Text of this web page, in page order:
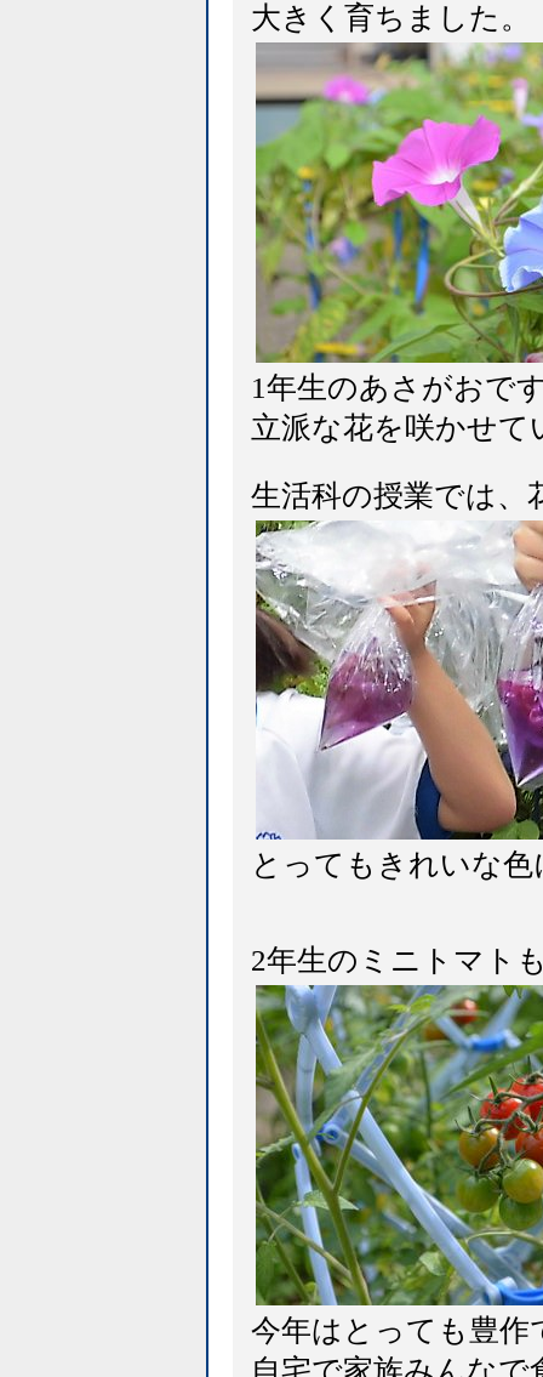
大きく育ちました。
1年生のあさがおで
立派な花を咲かせて
生活科の授業では、
とってもきれいな
2年生のミニトマト
今年はとっても豊作
自宅で家族みんな